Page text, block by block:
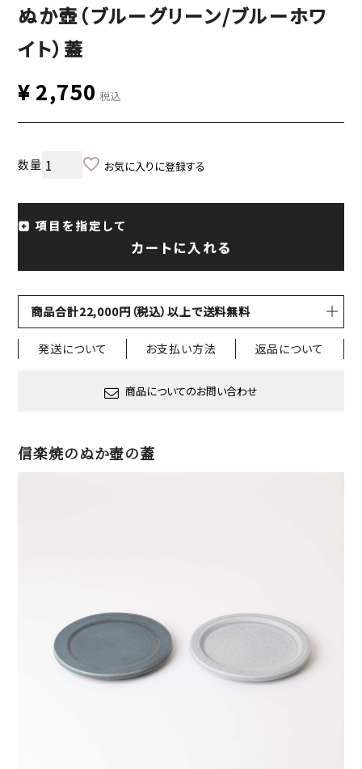
ぬか壺（ブルーグリーン/ブルーホワ
イト）蓋
¥2,750 税込
お気に入りに登録する
項目を指定して
カートに入れる
商品合計22,000円（税込）以上で送料無料
発送について お支払い方法 返品について
商品についてのお問い合わせ
信楽焼のぬか壺の蓋